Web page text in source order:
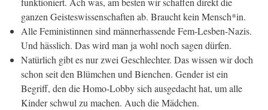
ganzen Geisteswissenschaften ab. Braucht kein Mensch*in.
Alle Feministinnen sind männerhassende Fem-Lesben-Nazis.
Und hässlich. Das wird man ja wohl noch sagen dürfen.
Natürlich gibt es nur zwei Geschlechter. Das wissen wir doch
schon seit den Blümchen und Bienchen. Gender ist ein
Begriff, den die Homo-Lobby sich ausgedacht hat, um alle
Kinder schwul zu machen. Auch die Mädchen.